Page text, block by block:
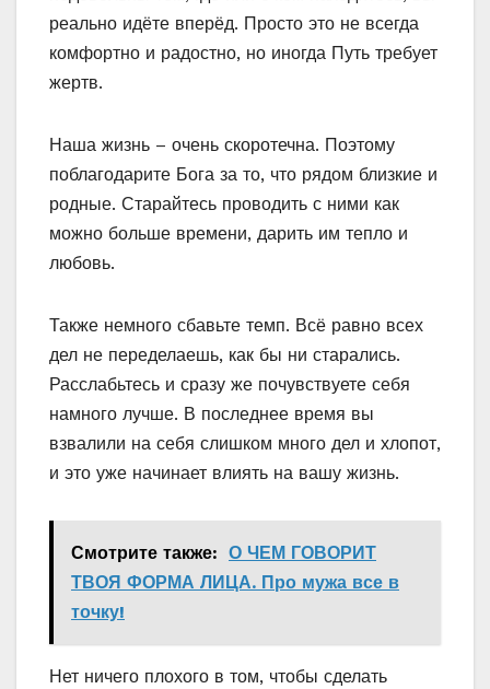
реально идёте вперёд. Просто это не всегда
комфортно и радостно, но иногда Путь требует
жертв.
Наша жизнь – очень скоротечна. Поэтому
поблагодарите Бога за то, что рядом близкие и
родные. Старайтесь проводить с ними как
можно больше времени, дарить им тепло и
любовь.
Также немного сбавьте темп. Всё равно всех
дел не переделаешь, как бы ни старались.
Расслабьтесь и сразу же почувствуете себя
намного лучше. В последнее время вы
взвалили на себя слишком много дел и хлопот,
и это уже начинает влиять на вашу жизнь.
Смотрите также: О ЧЕМ ГОВОРИТ
ТВОЯ ФОРМА ЛИЦА. Про мужа все в
точку!
Нет ничего плохого в том, чтобы сделать